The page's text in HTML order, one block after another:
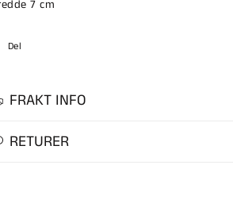
7 cm
Del
FRAKT INFO
RETURER